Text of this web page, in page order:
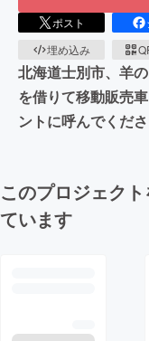
ポスト
埋め込み
北海道士別市、羊
を借りて移動販売
ントに呼んでくださ
このプロジェク
ています